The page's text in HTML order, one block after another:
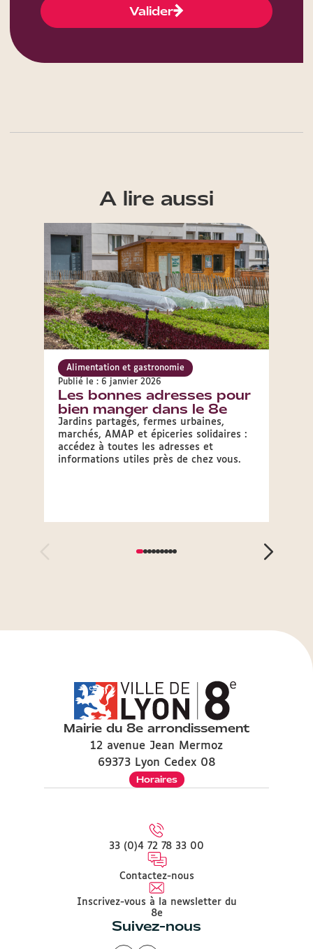
Valider
A lire aussi
Alimentation et gastronomie
Publié le : 6 janvier 2026
Les bonnes adresses pour
bien manger dans le 8e
Jardins partagés, fermes urbaines,
marchés, AMAP et épiceries solidaires :
accédez à toutes les adresses et
informations utiles près de chez vous.
Mairie du 8e arrondissement
12 avenue Jean Mermoz
69373 Lyon Cedex 08
Horaires
33 (0)4 72 78 33 00
Contactez-nous
Inscrivez-vous à la newsletter du
8e
Suivez-nous